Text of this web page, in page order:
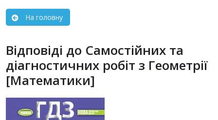
На головну
Відповіді до Самостійних та
діагностичних робіт з Геометрії
[Математики]